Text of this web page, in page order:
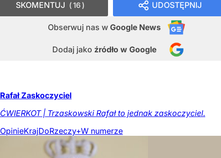
UDOSTĘPNIJ
Obserwuj nas w Google News
Dodaj jako źródło w Google
SKOMENTUJ 16
Rafał Zaskoczyciel
ĆWIERKOT | Trzaskowski Rafał to jednak zaskoczyciel.
OpinieKrajDoRzeczy+W numerze